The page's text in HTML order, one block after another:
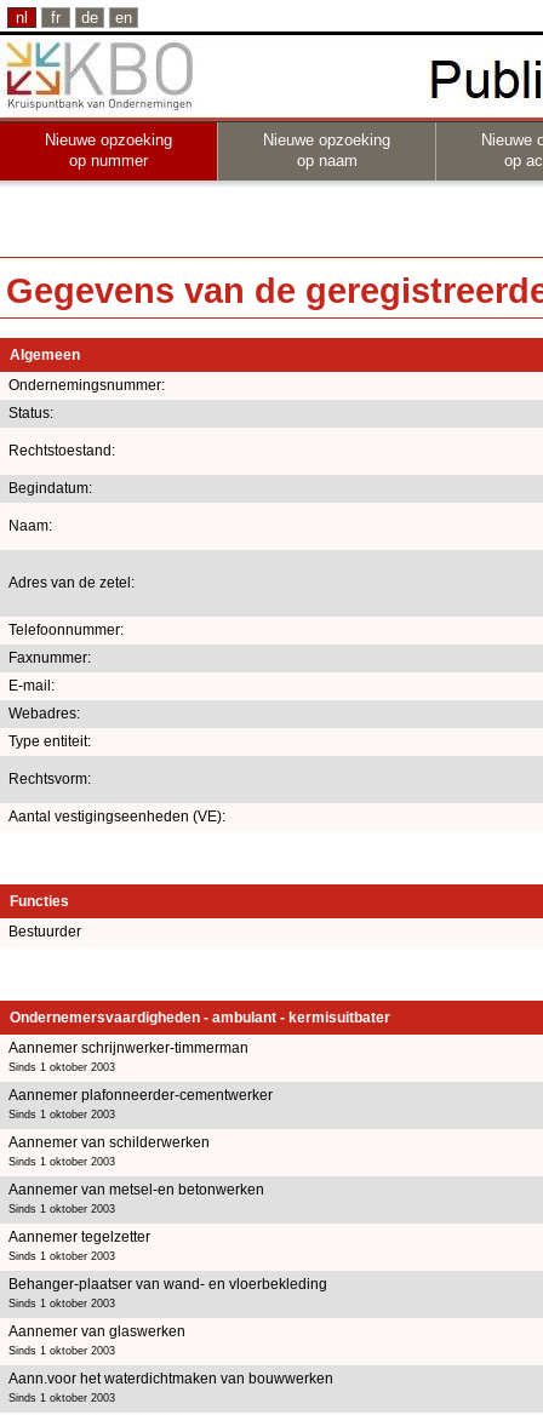
nl fr de en
Nieuwe opzoeking
op nummer
Nieuwe opzoeking
op naam
Nieuwe
op
Gegevens van de
Algemeen
Ondernemingsnummer:
Status:
Rechtstoestand:
Begindatum:
Naam:
Adres van de zetel:
Telefoonnummer:
Faxnummer:
E-mail:
Webadres:
Type entiteit:
Rechtsvorm:
Aantal vestigingseenheden (VE):
Functies
Bestuurder
Ondernemersvaardigheden - ambulant - kermisuitbater
Aannemer schrijnwerker-timmerman
Sinds 1 oktober 2003
Aannemer plafonneerder-cementwerker
Sinds 1 oktober 2003
Aannemer van schilderwerken
Sinds 1 oktober 2003
Aannemer van metsel-en betonwerken
Sinds 1 oktober 2003
Aannemer tegelzetter
Sinds 1 oktober 2003
Behanger-plaatser van wand- en vloerbekleding
Sinds 1 oktober 2003
Aannemer van glaswerken
Sinds 1 oktober 2003
Aann.voor het waterdichtmaken van bouwwerken
Sinds 1 oktober 2003